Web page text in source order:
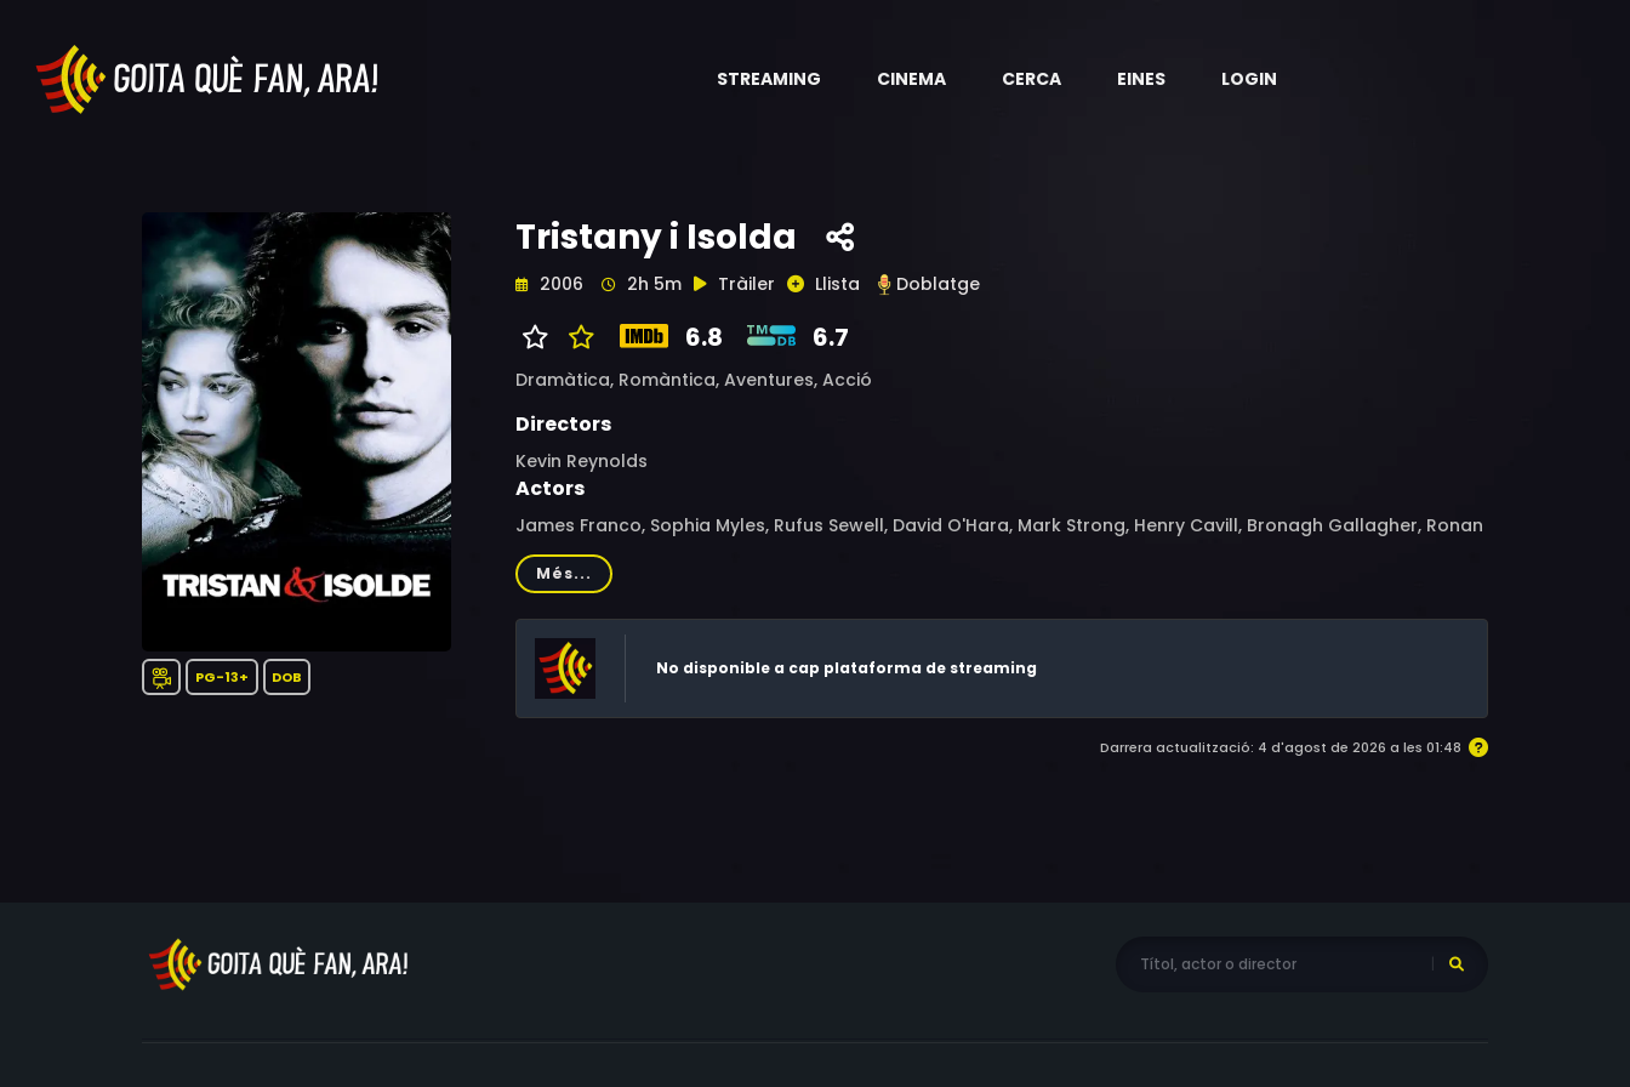
STREAMING CINEMA CERCA EINES LOGIN
PG-13+ DOB
Tristany i Isolda
2006 2h 5m Tràiler Llista Doblatge
6.8 6.7
Dramàtica, Romàntica, Aventures, Acció
Directors
Kevin Reynolds
Actors
James Franco, Sophia Myles, Rufus Sewell, David O'Hara, Mark Strong, Henry Cavill, Bronagh Gallagher, Ronan
Vibert, Lucy Russell, JB Blanc, Graham Mullins, Leo Gregory, Dexter Fletcher, Richard Dillane, Hans Martin Stier,
Thomas Morris, Jamie Thomas King, Wolfgang Müller, Cheyenne Rushing, Barbora Kodetová, Isobel Moynihan,
Thomas Brodie-Sangster, Gordon Truefitt, Myles Taylor, Jack Montgomery, Marek Vašut, David Fisher,
Bronwen Davies, Philip O'Sullivan, Nevan Finegan, Jón Ólafsson, Todd Kramer, Winter Ave Zoli, Miroslav
Šimůnek, Kevin Flood
Més...
No disponible a cap plataforma de streaming
Darrera actualització: 4 d'agost de 2026 a les 01:48